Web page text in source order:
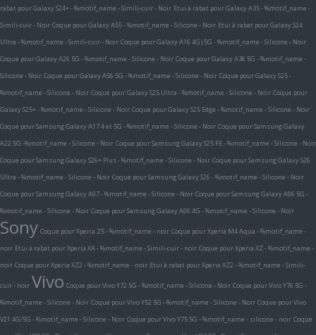
rabat pour Galaxy S24+ - %motif_name - Simili-cuir - Noir Etui à rabat pour Galaxy A35 - %motif_name -
Simili-cuir - Noir Coque pour Galaxy A55 - %motif_name - Silicone - Noir Etui à rabat pour Galaxy S24
Ultra - %motif_name - Simili-cuir - Noir Coque pour Galaxy A16 4G|5G - %motif_name - Silicone - Noir
Coque pour Galaxy A26 5G - %motif_name - Silicone - Noir Coque pour Galaxy A36 5G - %motif_name -
Silicone - Noir Coque pour Galaxy A56 5G - %motif_name - Silicone - Noir Coque pour Galaxy S25 -
%motif_name - Silicone - Noir Coque pour Galaxy S25 Ultra - %motif_name - Silicone - Noir Coque pour
Galaxy S25+ - %motif_name - Silicone - Noir Coque pour Galaxy S25 Edge - %motif_name - Silicone - Noir
Coque pour Samsung Galaxy A17 4 et 5G - %motif_name - Silicone - Noir Coque pour Samsung Galaxy
A22 5G -%motif_name - Silicone - Noir Coque pour Samsung Galaxy S25 FE - %motif_name - Silicone - Noir
Coque pour Samsung Galaxy S26+ Plus - %motif_name - Silicone - Noir Coque pour Samsung Galaxy S26
Ultra - %motif_name - Silicone - Noir Coque pour Samsung Galaxy S26 - %motif_name - Silicone - Noir
Coque pour Samsung Galaxy A07 - %motif_name - Silicone - Noir Coque pour Samsung Galaxy A06 5G -
%motif_name - Silicone - Noir Coque pour Samsung Galaxy A06 4G - %motif_name - Silicone - Noir
Sony Coque pour Xperia Z5 - %motif_name - noir Coque pour Xperia M4 Aqua - %motif_name -
noir Etui à rabat pour Xperia XA - %motif_name - Simili-cuir - noir Coque pour Xperia XZ - %motif_name -
noir Coque pour Xperia XZ2 - %motif_name - noir Etui à rabat pour Xperia XZ2 - %motif_name - Simili-
cuir - noir Vivo Coque pour Vivo Y72 5G - %motif_name - Silicone - Noir Coque pour Vivo Y76 5G -
%motif_name - Silicone - Noir Coque pour Vivo Y52 5G - %motif_name - Silicone - Noir Coque pour Vivo
V21 4G/5G - %motif_name - Silicone - Noir Coque pour Vivo Y75 5G - %motif_name - silicone - noir Coque